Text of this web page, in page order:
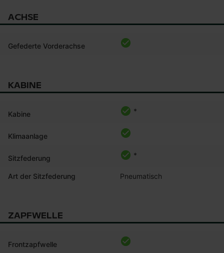
ACHSE
Gefederte Vorderachse
KABINE
Kabine *
Klimaanlage
Sitzfederung *
Art der Sitzfederung Pneumatisch
ZAPFWELLE
Frontzapfwelle